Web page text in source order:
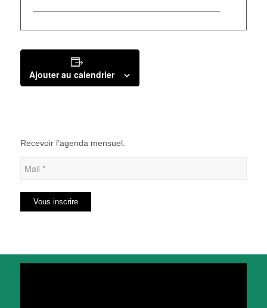
Ajouter au calendrier
Recevoir l’agenda mensuel.